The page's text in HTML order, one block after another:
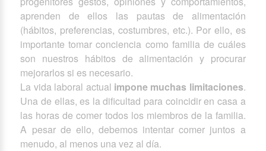
aprenden de ellos las pautas de alimentación
(hábitos, preferencias, costumbres, etc.). Por ello, es
importante tomar conciencia como familia de cuáles
son nuestros hábitos de alimentación y procurar
mejorarlos si es necesario.
La vida laboral actual impone muchas limitaciones.
Una de ellas, es la dificultad para coincidir en casa a
las horas de comer todos los miembros de la familia.
A pesar de ello, debemos intentar comer juntos a
menudo, al menos una vez al día.